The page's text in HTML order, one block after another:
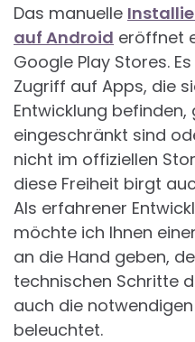
Das manuelle
auf Android eröffnet
Google Play Stores.
Zugriff auf Apps, die
Entwicklung
eingeschränkt sind
nicht im offiziellen
diese Freiheit birgt
Als erfahrener
möchte ich Ihnen
an die Hand geben,
technischen Schritte
auch die
beleuchtet.